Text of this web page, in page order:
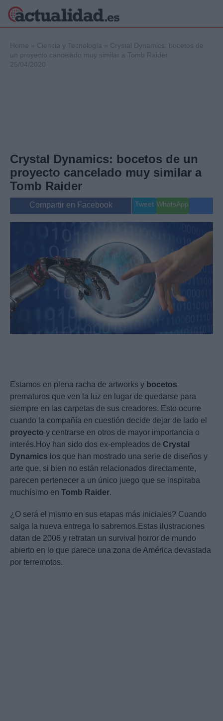
Internacional
Viajes
Gente
Musica
Home » Ciencia y Tecnología » Crystal Dynamics: bocetos de
un proyecto cancelado muy similar a Tomb Raider
25/04/2020
Crystal Dynamics: bocetos de un
proyecto cancelado muy similar a
Tomb Raider
Compartir en Facebook Tweet WhatsApp
Estamos en plena racha de artworks y bocetos
prematuros que ven la luz en lugar de quedarse para
siempre en las carpetas de sus creadores. Esto ocurre
cuando la compañía en cuestión decide dejar de lado el
proyecto y centrarse en otros de mayor importancia o
interés.Hoy han sido dos ex-empleados de Crystal
Dynamics los que han mostrado una serie de diseños y
arte que, si bien no están relacionados directamente,
parecen pertenecer a un único juego que se inspiraba
muchísimo en Tomb Raider.
¿O será el mismo en sus etapas más iniciales? Cuando
salga la nueva entrega lo sabremos.Estas ilustraciones
datan de 2006 y retratan un survival horror de mundo
abierto en lo que parece una zona de América devastada
por terremotos.